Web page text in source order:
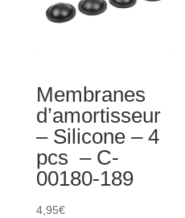
pcs
-
C-
00180-
204
Membranes
d’amortisseur
– Silicone – 4
pcs – C-
00180-189
4,95€